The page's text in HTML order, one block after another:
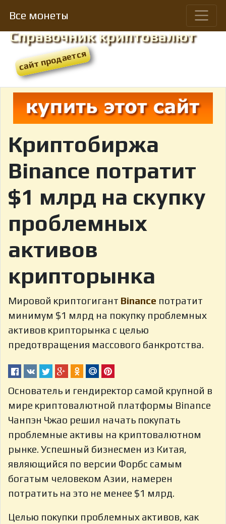
Все монеты
Справочник криптовалют
Криптобиржа
Binance потратит
$1 млрд на скупку
проблемных
активов
крипторынка
Мировой криптогигант Binance потратит
минимум $1 млрд на покупку проблемных
активов крипторынка с целью
предотвращения массового банкротства.
Основатель и гендиректор самой крупной в
мире криптовалютной платформы Binance
Чанпэн Чжао решил начать покупать
проблемные активы на криптовалютном
рынке. Успешный бизнесмен из Китая,
являющийся по версии Форбс самым
богатым человеком Азии, намерен
потратить на это не менее $1 млрд.
Целью покупки проблемных активов, как